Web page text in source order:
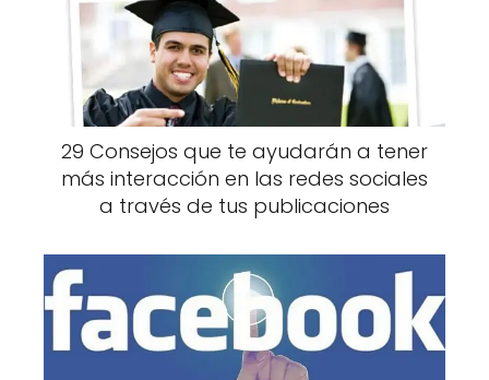
29 Consejos que te ayudarán a tener
más interacción en las redes sociales
a través de tus publicaciones